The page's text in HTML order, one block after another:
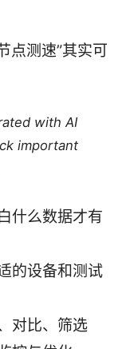
点测速”其实可
with AI
important
什么数据才有
的设备和测试
对比、筛选